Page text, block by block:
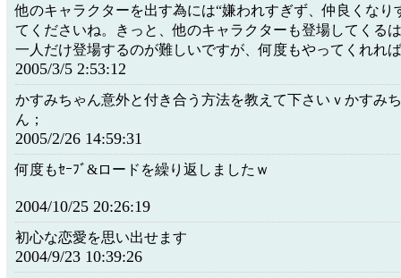
他のキャラクターを出す為には“嫌われすぎず、仲良くなり
てくださいね。きっと、他のキャラクターも登場してくる
一人だけ登場するのが難しいですが、何度もやってくれ
2005/3/5 2:53:12
かすみちゃん意外と付き合う方法を教えて下さいｖかすみ
ん；
2005/2/26 14:59:31
何度もｾｰﾌﾞ&ロードを繰り返しましたｗ
2004/10/25 20:26:19
初心な恋愛を思い出せます
2004/9/23 10:39:26